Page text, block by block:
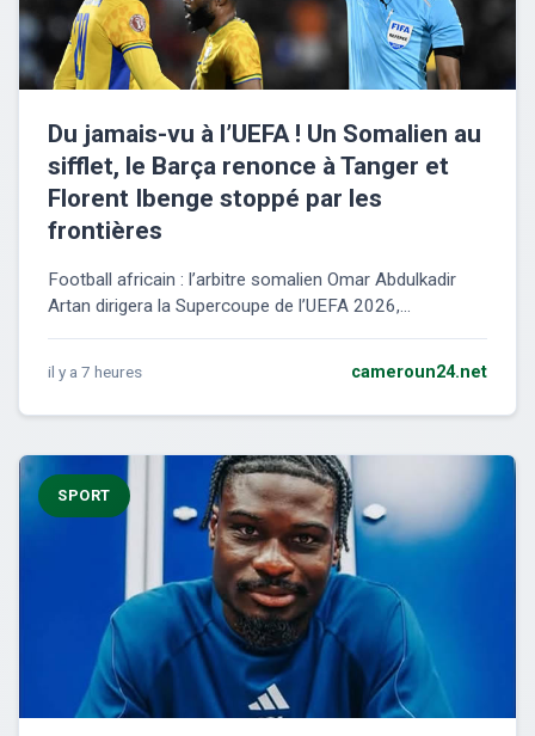
Du jamais-vu à l’UEFA ! Un Somalien au
sifflet, le Barça renonce à Tanger et
Florent Ibenge stoppé par les
frontières
Football africain : l’arbitre somalien Omar Abdulkadir
Artan dirigera la Supercoupe de l’UEFA 2026,...
il y a 7 heures cameroun24.net
SPORT